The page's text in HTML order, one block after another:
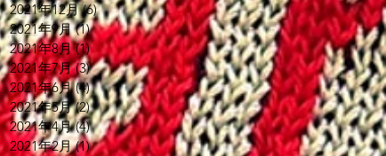
2021年12月 (6)6 篇文章
2021年9月 (1)1 篇文章
2021年8月 (1)1 篇文章
2021年7月 (3)3 篇文章
2021年6月 (4)4 篇文章
2021年5月 (2)2 篇文章
2021年4月 (4)4 篇文章
2021年2月 (1)1 篇文章